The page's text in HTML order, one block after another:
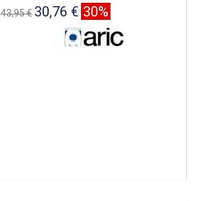
43,95 € 30,76 € 30%